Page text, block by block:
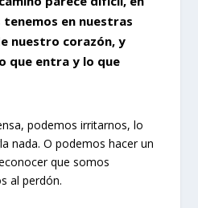
tenemos en nuestras
nuestro corazón, y
que entra y lo que
podemos irritarnos, lo
nada. O podemos hacer un
que somos
al perdón.